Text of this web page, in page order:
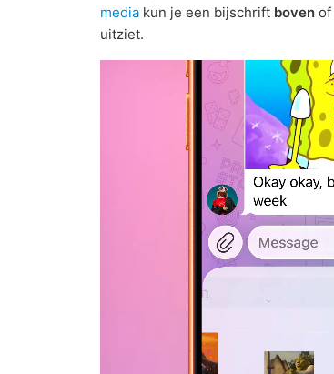
media kun je een bijschrift boven of
uitziet.